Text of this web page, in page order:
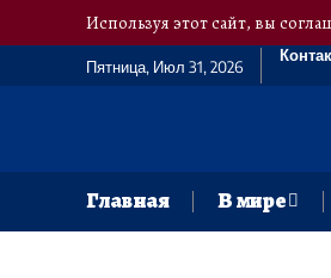
Используя этот сайт, вы
Пятница, Июл 31, 2026
Главная В мире